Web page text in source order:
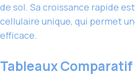
de sol. Sa croissance rapide
cellulaire unique, qui permet
efficace.
Tableaux Comparatif